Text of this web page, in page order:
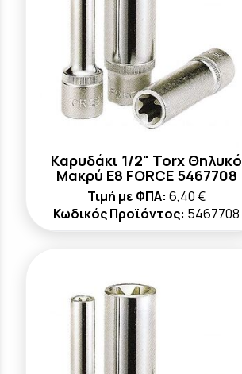
Καρυδάκι 1/2" Torx Θηλυκό
Μακρύ E8 FORCE 5467708
Τιμή με ΦΠΑ: 6,40 €
Κωδικός Προϊόντος: 5467708